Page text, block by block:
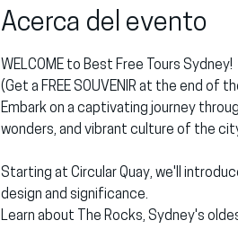
Acerca del evento
WELCOME to Best Free Tours Sydney!
(Get a FREE SOUVENIR at the end of
Embark on a captivating journey
wonders, and vibrant culture of the
Starting at Circular Quay, we'll
design and significance.
Learn about The Rocks, Sydney's